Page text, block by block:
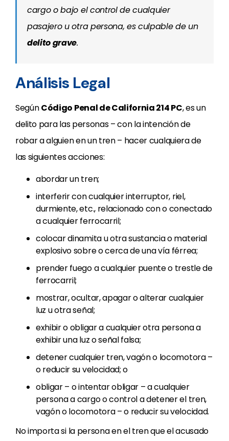
cargo o bajo el control de cualquier
pasajero u otra persona, es culpable de un
delito grave.
Análisis Legal
SegúnCódigo Penal de California 214 PC, es un
delito para las personas – con la intención de
robar a alguien en un tren – hacer cualquiera de
las siguientes acciones:
abordar un tren;
interferir con cualquier interruptor, riel,
durmiente, etc., relacionado con o conectado
a cualquier ferrocarril;
colocar dinamita u otra sustancia o material
explosivo sobre o cerca de una vía férrea;
prender fuego a cualquier puente o trestle de
ferrocarril;
mostrar, ocultar, apagar o alterar cualquier
luz u otra señal;
exhibir o obligar a cualquier otra persona a
exhibir una luz o señal falsa;
detener cualquier tren, vagón o locomotora –
o reducir su velocidad; o
obligar – o intentar obligar – a cualquier
persona a cargo o control a detener el tren,
vagón o locomotora – o reducir su velocidad.
No importa si la persona en el tren que el acusado